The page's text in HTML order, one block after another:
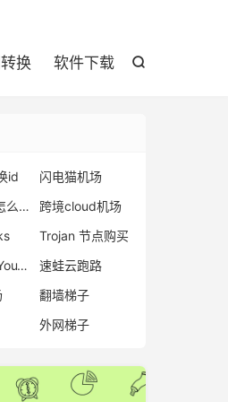

换 软件下载
id
闪电猫机场
GLaDOS 怎么样
跨境cloud机场
Trojan 节点购买
TAG 机场 YouTube 4K
速蛙云跑路
翻墙梯子
外网梯子